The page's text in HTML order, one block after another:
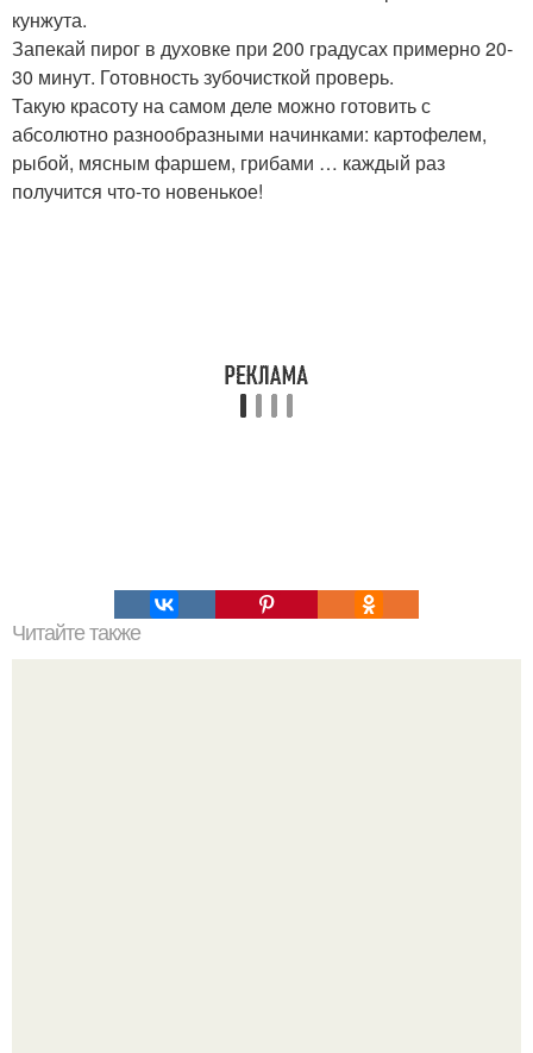
кунжута.
Запекай пирог в духовке при 200 градусах примерно 20-
30 минут. Готовность зубочисткой проверь.
Такую красоту на самом деле можно готовить с
абсолютно разнообразными начинками: картофелем,
рыбой, мясным фаршем, грибами … каждый раз
получится что-то новенькое!
Читайте также